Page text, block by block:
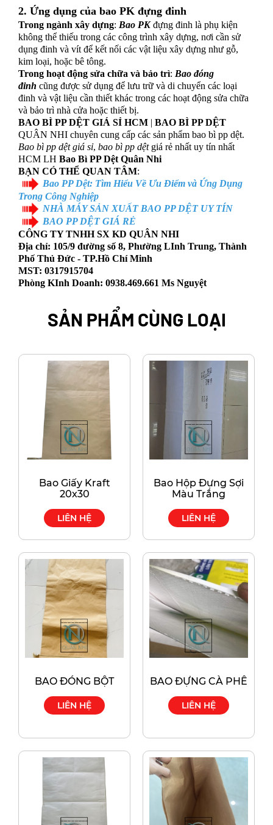
2. Ứng dụng của bao PK đựng đinh
Trong ngành xây dựng: Bao PKđựng đinh là phụ kiện
không thể thiếu trong các công trình xây dựng, nơi cần sử
dụng đinh và vít để kết nối các vật liệu xây dựng như gỗ,
kim loại, hoặc bê tông.
Trong hoạt động sửa chữa và bảo trì: Bao đóng
đinh cũng được sử dụng để lưu trữ và di chuyển các loại
đinh và vật liệu cần thiết khác trong các hoạt động sửa chữa
và bảo trì nhà cửa hoặc thiết bị.
BAO BÌ PP DỆT GIÁ SỈ HCM | BAO BÌ PP DỆT
QUÂN NHI chuyên cung cấp các sản phẩm bao bì pp dệt.
Bao bì pp dệt giá sỉ, bao bì pp dệt giá rẻ nhất uy tín nhất
HCM LH Bao Bì PP Dệt Quân Nhi
BẠN CÓ THỂ QUAN TÂM:
Bao PP Dệt: Tìm Hiểu Về Ưu Điểm và Ứng Dụng
Trong Công Nghiệp
NHÀ MÁY SẢN XUẤT BAO PP DỆT UY TÍN
BAO PP DỆT GIÁ RẺ
CÔNG TY TNHH SX KD QUÂN NHI
Địa chỉ: 105/9 đường số 8, Phường LInh Trung, Thành
Phố Thủ Đức - TP.Hồ Chí Minh
MST: 0317915704
Phòng KInh Doanh: 0938.469.661 Ms Nguyệt
SẢN PHẨM CÙNG LOẠI
Bao Giấy Kraft
20x30
LIÊN HỆ
Bao Hộp Đựng Sợi
Màu Trắng
LIÊN HỆ
BAO ĐÓNG BỘT
LIÊN HỆ
BAO ĐỰNG CÀ PHÊ
LIÊN HỆ